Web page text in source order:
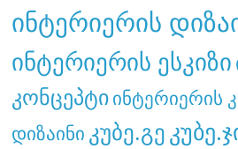
ინტერიერის
ინტერიერის ესკიზი
კონცეპტიინტერიერის
დიზაინი კუბე.გე